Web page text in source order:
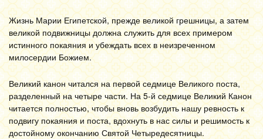
Жизнь Марии Египетской, прежде великой грешницы, а затем
великой подвижницы должна служить для всех примером
истинного покаяния и убеждать всех в неизреченном
милосердии Божием.
Великий канон читался на первой седмице Великого поста,
разделенный на четыре части. На 5-й седмице Великий Канон
читается полностью, чтобы вновь возбудить нашу ревность к
подвигу покаяния и поста, вдохнуть в нас силы и решимость к
достойному окончанию Святой Четыредесятницы.